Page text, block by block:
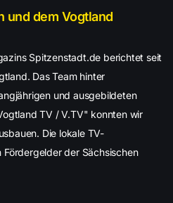
und dem Vogtland
Spitzenstadt.de berichtet seit
Das Team hinter
und ausgebildeten
TV / V.TV" konnten wir
Die lokale TV-
der Sächsischen